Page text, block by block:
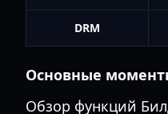
DRM
Основные
Обзор функций